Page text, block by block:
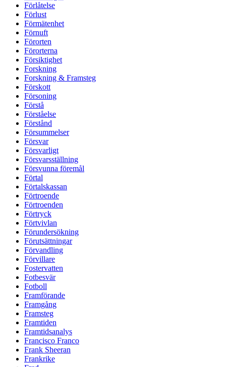
Förlåtelse
Förlust
Förmätenhet
Förnuft
Förorten
Förorterna
Försiktighet
Forskning
Forskning & Framsteg
Förskott
Försoning
Förstå
Förståelse
Förstånd
Försummelser
Försvar
Försvarligt
Försvarsställning
Försvunna föremål
Förtal
Förtalskassan
Förtroende
Förtroenden
Förtryck
Förtvivlan
Förundersökning
Förutsättningar
Förvandling
Förvillare
Fostervatten
Fotbesvär
Fotboll
Framförande
Framgång
Framsteg
Framtiden
Framtidsanalys
Francisco Franco
Frank Sheeran
Frankrike